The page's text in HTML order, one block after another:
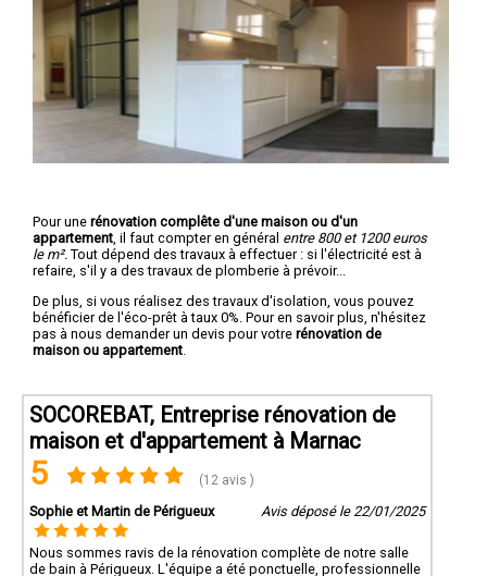
Pour une rénovation complête d'une maison ou d'un
appartement , il faut compter en général entre 800 et 1200 euros
le m². Tout dépend des travaux à effectuer : si l'électricité est à
refaire, s'il y a des travaux de plomberie à prévoir...
De plus, si vous réalisez des travaux d'isolation, vous pouvez
bénéficier de l'éco-prêt à taux 0%. Pour en savoir plus, n'hésitez
pas à nous demander un devis pour votre rénovation de
maison ou appartement
SOCOREBAT, Entreprise rénovation de
maison et d'appartement à Marnac
5 (12 avis )
Sophie et Martin de Périgueux Avis déposé le 22/01/2025
Nous sommes ravis de la rénovation complète de notre salle
de bain à Périgueux. L'équipe a été ponctuelle, professionnelle